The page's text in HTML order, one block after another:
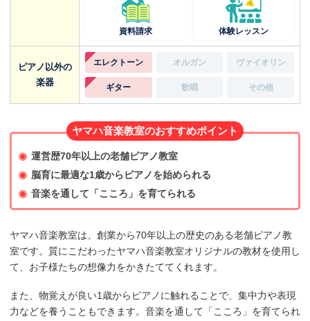
資料請求 体験レッスン
ピアノ以外の
楽器
エレクトーン オルガン ヴァイオリン
ギター 歌唱 その他
ヤマハ音楽教室のおすすめポイント
運営歴70年以上の老舗ピアノ教室
脳育に最適な1歳からピアノを始められる
音楽を通して「こころ」を育てられる
ヤマハ音楽教室は、創業から70年以上の歴史のある老舗ピアノ教
室です。質にこだわったヤマハ音楽教室オリジナルの教材を使用し
て、お子様たちの想像力をかきたててくれます。
また、物覚えが良い1歳からピアノに触れることで、集中力や表現
力などを養うこともできます。音楽を通して「こころ」を育てられ